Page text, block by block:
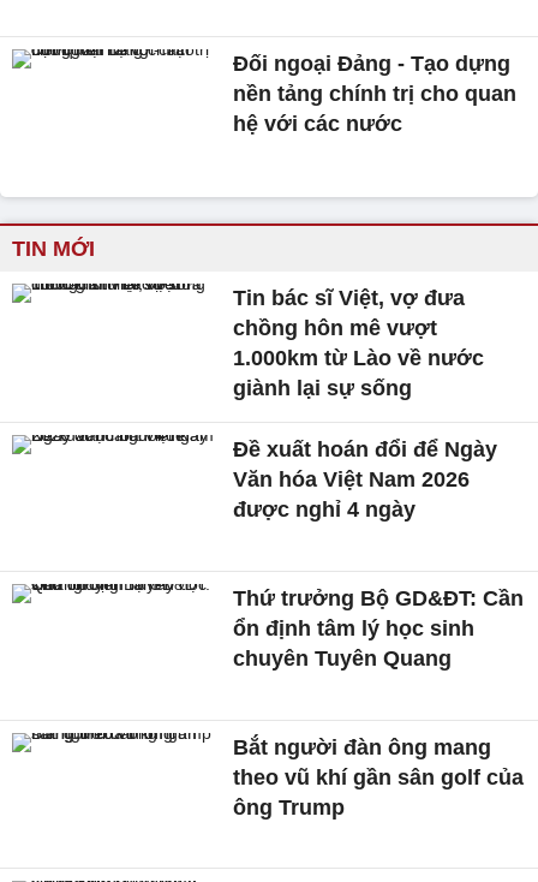
Đối ngoại Đảng - Tạo dựng
nền tảng chính trị cho quan
hệ với các nước
TIN MỚI
Tin bác sĩ Việt, vợ đưa
chồng hôn mê vượt
1.000km từ Lào về nước
giành lại sự sống
Đề xuất hoán đổi để Ngày
Văn hóa Việt Nam 2026
được nghỉ 4 ngày
Thứ trưởng Bộ GD&ĐT: Cần
ổn định tâm lý học sinh
chuyên Tuyên Quang
Bắt người đàn ông mang
theo vũ khí gần sân golf của
ông Trump